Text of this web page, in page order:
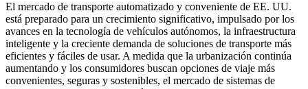
El mercado de transporte automatizado y conveniente de EE. UU.
está preparado para un crecimiento significativo, impulsado por los
avances en la tecnología de vehículos autónomos, la infraestructura
inteligente y la creciente demanda de soluciones de transporte más
eficientes y fáciles de usar. A medida que la urbanización continúa
aumentando y los consumidores buscan opciones de viaje más
convenientes, seguras y sostenibles, el mercado de sistemas de